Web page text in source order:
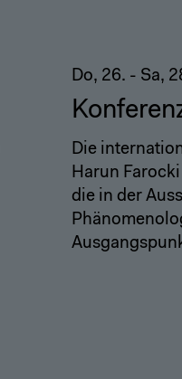
Do, 26. - Sa,
Die
Harun
die in der